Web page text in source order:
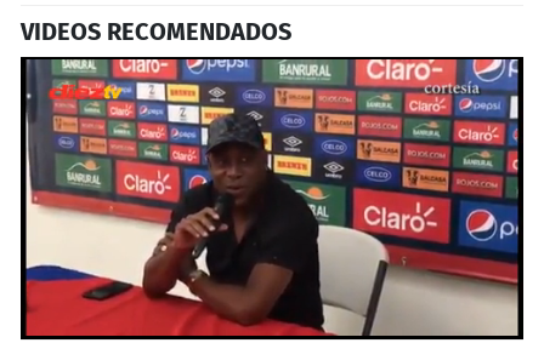
VIDEOS RECOMENDADOS